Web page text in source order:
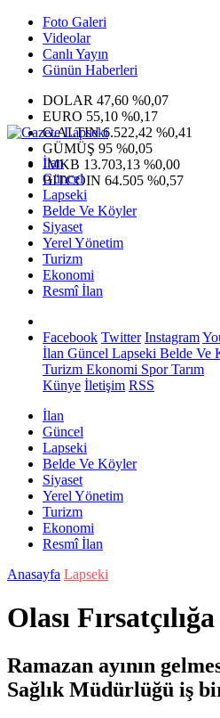
Foto Galeri
Videolar
Canlı Yayın
Günün Haberleri
DOLAR 47,60 %0,07
EURO 55,10 %0,17
G.ALTIN6.522,42 %0,41
GÜMÜŞ 95 %0,05
IMKB 13.703,13 %0,00
BITCOIN 64.505 %0,57
İlan
Güncel
Lapseki
Belde Ve Köyler
Siyaset
Yerel Yönetim
Turizm
Ekonomi
Resmî İlan
Facebook Twitter Instagram
İlan Güncel Lapseki Belde Ve
Turizm Ekonomi SporTarım
Künye İletişim RSS
İlan
Güncel
Lapseki
Belde Ve Köyler
Siyaset
Yerel Yönetim
Turizm
Ekonomi
Resmî İlan
Anasayfa Lapseki
Olası
Ramazan ayının
Sağlık Müdürlüğü iş